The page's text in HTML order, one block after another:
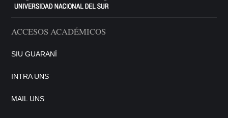
ACCESOS ACADÉMICOS
SIU GUARANÍ
INTRA UNS
MAIL UNS